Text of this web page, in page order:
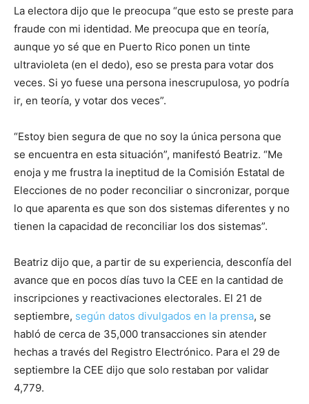
La electora dijo que le preocupa “que esto se preste para
fraude con mi identidad. Me preocupa que en teoría,
aunque yo sé que en Puerto Rico ponen un tinte
ultravioleta (en el dedo), eso se presta para votar dos
veces. Si yo fuese una persona inescrupulosa, yo podría
ir, en teoría, y votar dos veces”.
“Estoy bien segura de que no soy la única persona que
se encuentra en esta situación”, manifestó Beatriz. “Me
enoja y me frustra la ineptitud de la Comisión Estatal de
Elecciones de no poder reconciliar o sincronizar, porque
lo que aparenta es que son dos sistemas diferentes y no
tienen la capacidad de reconciliar los dos sistemas”.
Beatriz dijo que, a partir de su experiencia, desconfía del
avance que en pocos días tuvo la CEE en la cantidad de
inscripciones y reactivaciones electorales. El 21 de
septiembre, según datos divulgados en la prensa, se
habló de cerca de 35,000 transacciones sin atender
hechas a través del Registro Electrónico. Para el 29 de
septiembre la CEE dijo que solo restaban por validar
4,779.